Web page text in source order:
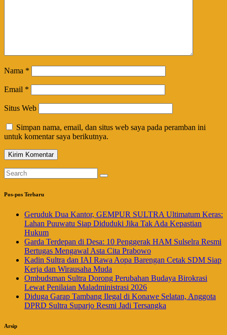
Nama *
Email *
Situs Web
Simpan nama, email, dan situs web saya pada peramban ini
untuk komentar saya berikutnya.
Pos-pos Terbaru
Geruduk Dua Kantor, GEMPUR SULTRA Ultimatum Keras:
Lahan Puuwatu Siap Diduduki Jika Tak Ada Kepastian
Hukum
Garda Terdepan di Desa: 10 Penggerak HAM Sulselra Resmi
Bertugas Mengawal Asta Cita Prabowo
Kadin Sultra dan IAI Rawa Aopa Barengan Cetak SDM Siap
Kerja dan Wirausaha Muda
Ombudsman Sultra Dorong Perubahan Budaya Birokrasi
Lewat Penilaian Maladministrasi 2026
Diduga Garap Tambang Ilegal di Konawe Selatan, Anggota
DPRD Sultra Suparjo Resmi Jadi Tersangka
Arsip